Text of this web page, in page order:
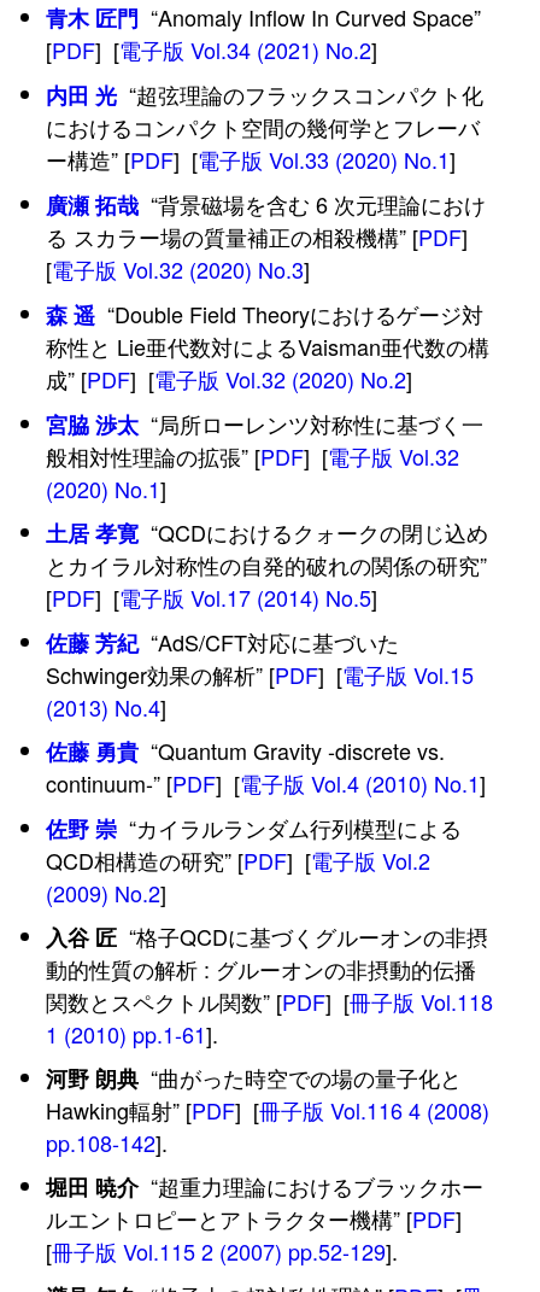
青木 匠門 “Anomaly Inflow In Curved Space”
[PDF] [電子版 Vol.34 (2021) No.2]
内田 光“超弦理論のフラックスコンパクト化
におけるコンパクト空間の幾何学とフレーバ
ー構造” [PDF] [電子版 Vol.33 (2020) No.1]
廣瀬 拓哉“背景磁場を含む 6 次元理論におけ
る スカラー場の質量補正の相殺機構” [PDF]
[電子版 Vol.32 (2020) No.3]
森 遥“Double Field Theoryにおけるゲージ対
称性と Lie亜代数対によるVaisman亜代数の構
成” [PDF] [電子版 Vol.32 (2020) No.2]
宮脇 渉太“局所ローレンツ対称性に基づく一
般相対性理論の拡張” [PDF] [電子版 Vol.32
(2020) No.1]
土居 孝寛“QCDにおけるクォークの閉じ込め
とカイラル対称性の自発的破れの関係の研究”
[PDF] [電子版 Vol.17 (2014) No.5]
佐藤 芳紀“AdS/CFT対応に基づいた
Schwinger効果の解析” [PDF] [電子版 Vol.15
(2013) No.4]
佐藤 勇貴“Quantum Gravity -discrete vs.
continuum-” [PDF] [電子版 Vol.4 (2010) No.1]
佐野 崇“カイラルランダム行列模型による
QCD相構造の研究” [PDF] [電子版 Vol.2
(2009) No.2]
入谷 匠“格子QCDに基づくグルーオンの非摂
動的性質の解析 : グルーオンの非摂動的伝播
関数とスペクトル関数” [PDF] [冊子版 Vol.118
1 (2010) pp.1-61].
河野 朗典“曲がった時空での場の量子化と
Hawking輻射” [PDF] [冊子版 Vol.116 4 (2008)
pp.108-142].
堀田 暁介“超重力理論におけるブラックホー
ルエントロピーとアトラクター機構” [PDF]
[冊子版 Vol.115 2 (2007) pp.52-129].